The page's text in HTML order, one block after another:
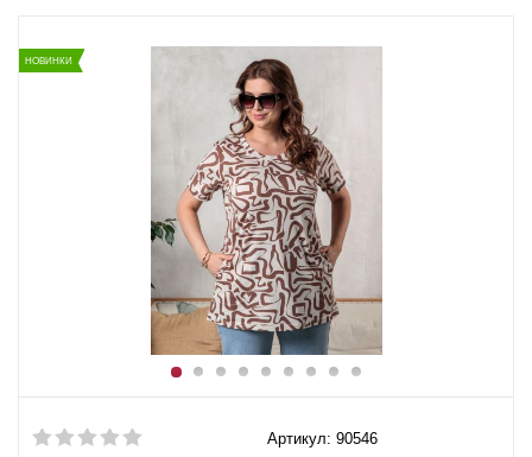
НОВИНКИ
Артикул: 90546